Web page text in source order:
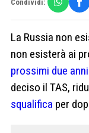
Condividi:
La Russia non
non esisterà ai
prossimi due anni
deciso il TAS,
squalifica per